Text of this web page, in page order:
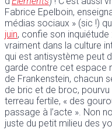
Fabrice Epelboin,
médias sociaux » (sic !)
juin, confie son inquiétude
vraiment dans la culture
qui est antisystème peut
garde contre cet espace
de Frankenstein, chacun
de bric et de broc, pourvu
terreau fertile, « des
passage à l’acte ». Non
juste du petit milieu des